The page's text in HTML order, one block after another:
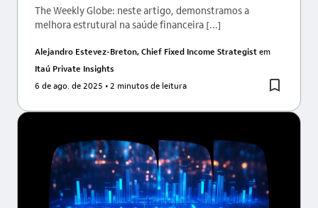
The Weekly Globe: neste artigo, demonstramos a
melhora estrutural na saúde financeira [...]
Alejandro Estevez-Breton, Chief Fixed Income Strategistem
Itaú Private Insights
6 de ago. de 2025 • 2 minutos de leitura